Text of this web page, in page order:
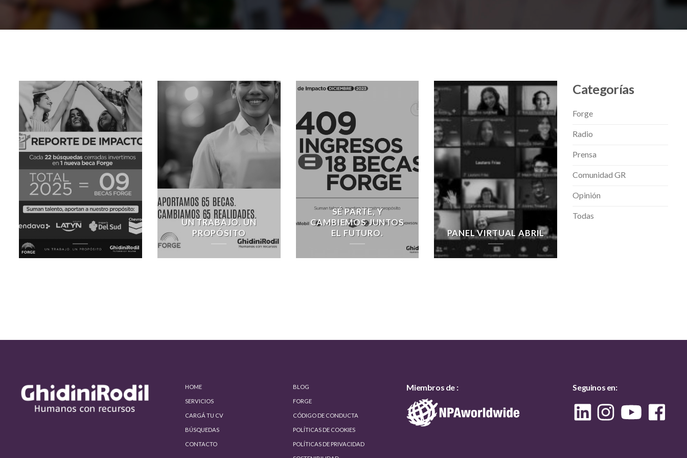
UN TRABAJO. UN
PROPÓSITO
SÉ PARTE, Y
CAMBIEMOS JUNTOS
EL FUTURO.
PANEL VIRTUAL ABRIL
Categorías
Forge
Radio
Prensa
Comunidad GR
Opinión
Todas
HOME
SERVICIOS
CARGÁ TU CV
BÚSQUEDAS
CONTACTO
BLOG
FORGE
CÓDIGO DE CONDUCTA
POLÍTICAS DE COOKIES
POLÍTICAS DE PRIVACIDAD
Miembros de : Seguinos en: